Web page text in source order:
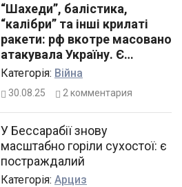
“Шахеди”, балістика,
“калібри” та інші крилаті
ракети: рф вкотре масовано
атакувала Україну. Є
загиблий та поранені
Категорiя: Війна
30.08.25 2 комментария
У Бессарабії знову
масштабно горіли сухостої: є
постраждалий
Категорiя: Арциз